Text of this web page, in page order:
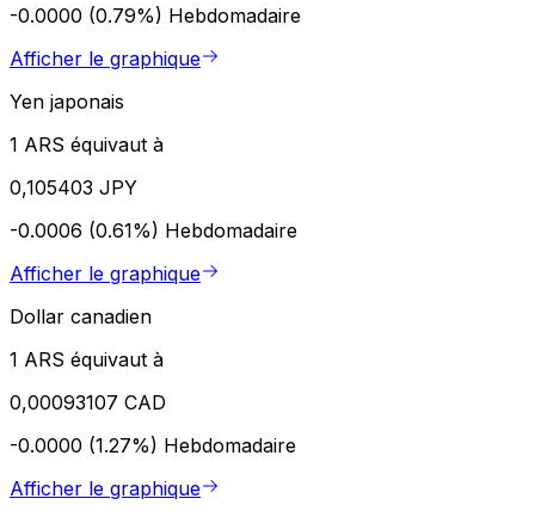
-0.0000 (0.79%) Hebdomadaire
Afficher le graphique
Yen japonais
1 ARS équivaut à
0,105403 JPY
-0.0006 (0.61%) Hebdomadaire
Afficher le graphique
Dollar canadien
1 ARS équivaut à
0,00093107 CAD
-0.0000 (1.27%) Hebdomadaire
Afficher le graphique